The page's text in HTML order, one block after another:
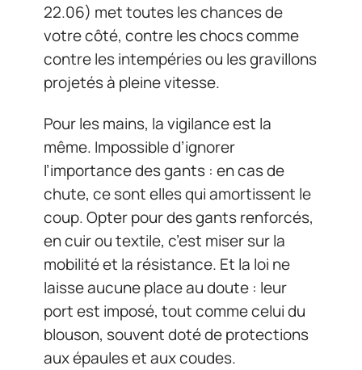
22.06) met toutes les chances de
votre côté, contre les chocs comme
contre les intempéries ou les gravillons
projetés à pleine vitesse.
Pour les mains, la vigilance est la
même. Impossible d’ignorer
l’importance des gants : en cas de
chute, ce sont elles qui amortissent le
coup. Opter pour des gants renforcés,
en cuir ou textile, c’est miser sur la
mobilité et la résistance. Et la loi ne
laisse aucune place au doute : leur
port est imposé, tout comme celui du
blouson, souvent doté de protections
aux épaules et aux coudes.